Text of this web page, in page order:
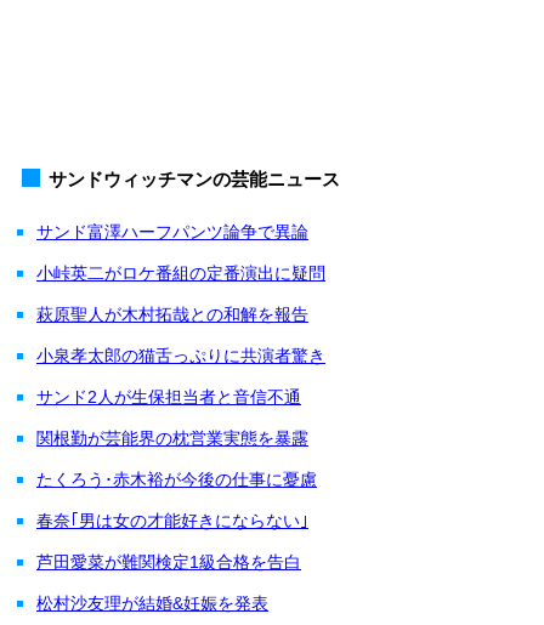
サンドウィッチマンの芸能ニュース
サンド富澤ハーフパンツ論争で異論
小峠英二がロケ番組の定番演出に疑問
萩原聖人が木村拓哉との和解を報告
小泉孝太郎の猫舌っぷりに共演者驚き
サンド2人が生保担当者と音信不通
関根勤が芸能界の枕営業実態を暴露
たくろう･赤木裕が今後の仕事に憂慮
春奈｢男は女の才能好きにならない｣
芦田愛菜が難関検定1級合格を告白
松村沙友理が結婚&妊娠を発表